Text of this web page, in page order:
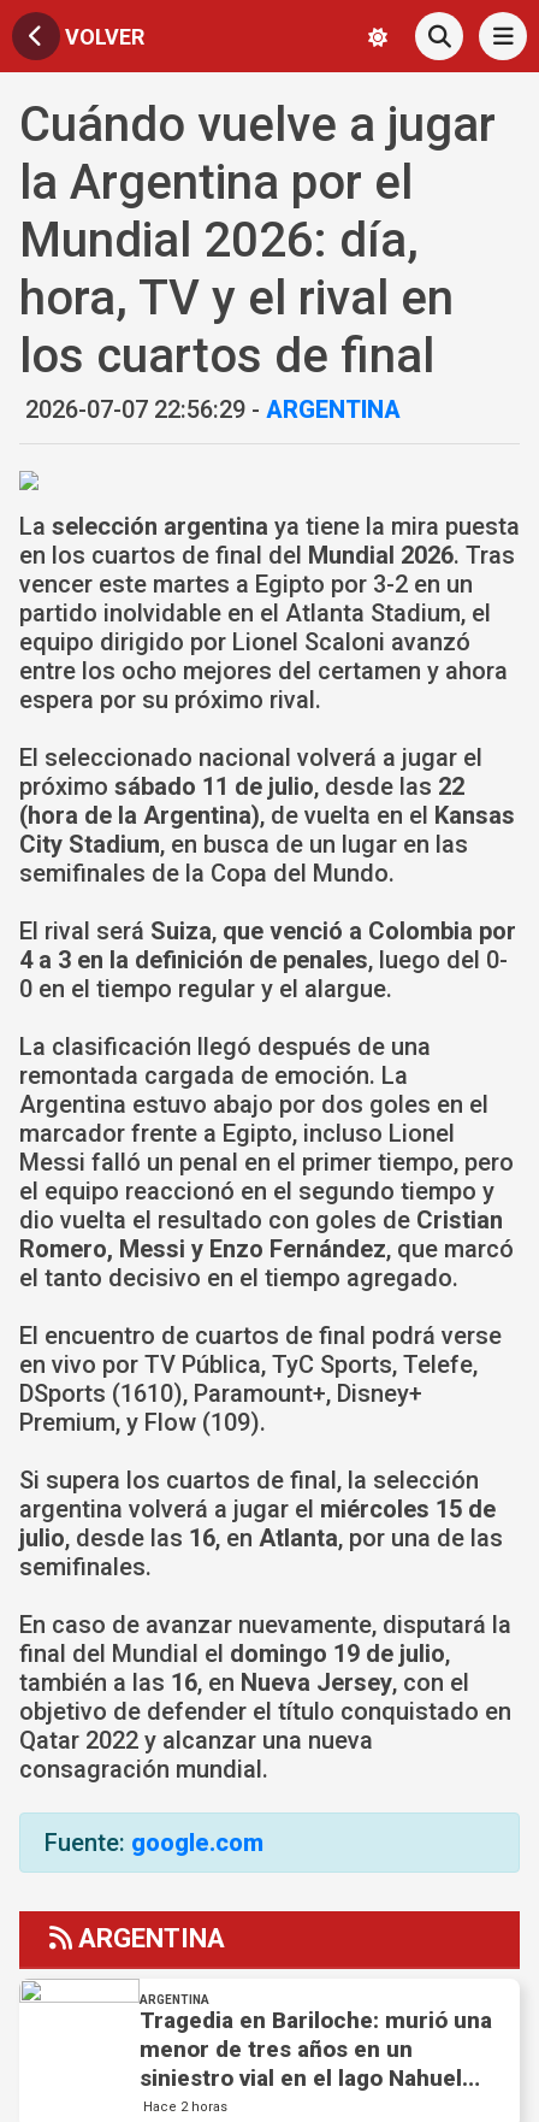
VOLVER
Cuándo vuelve a jugar
la Argentina por el
Mundial 2026: día,
hora, TV y el rival en
los cuartos de final
2026-07-07 22:56:29 - ARGENTINA
La selección argentina ya tiene la mira puesta
en los cuartos de final del Mundial 2026. Tras
vencer este martes a Egipto por 3-2 en un
partido inolvidable en el Atlanta Stadium, el
equipo dirigido por Lionel Scaloni avanzó
entre los ocho mejores del certamen y ahora
espera por su próximo rival.
El seleccionado nacional volverá a jugar el
próximo sábado 11 de julio, desde las 22
(hora de la Argentina), de vuelta en el Kansas
City Stadium, en busca de un lugar en las
semifinales de la Copa del Mundo.
El rival será Suiza, que venció a Colombia por
4 a 3 en la definición de penales, luego del 0-
0 en el tiempo regular y el alargue.
La clasificación llegó después de una
remontada cargada de emoción. La
Argentina estuvo abajo por dos goles en el
marcador frente a Egipto, incluso Lionel
Messi falló un penal en el primer tiempo, pero
el equipo reaccionó en el segundo tiempo y
dio vuelta el resultado con goles de Cristian
Romero, Messi y Enzo Fernández, que marcó
el tanto decisivo en el tiempo agregado.
El encuentro de cuartos de final podrá verse
en vivo por TV Pública, TyC Sports, Telefe,
DSports (1610), Paramount+, Disney+
Premium, y Flow (109).
Si supera los cuartos de final, la selección
argentina volverá a jugar el miércoles 15 de
julio, desde las 16, en Atlanta, por una de las
semifinales.
En caso de avanzar nuevamente, disputará la
final del Mundial el domingo 19 de julio,
también a las 16, en Nueva Jersey, con el
objetivo de defender el título conquistado en
Qatar 2022 y alcanzar una nueva
consagración mundial.
Fuente: google.com
ARGENTINA
ARGENTINA
Tragedia en Bariloche: murió una
menor de tres años en un
siniestro vial en el lago Nahuel
Huapi
Hace 2 horas